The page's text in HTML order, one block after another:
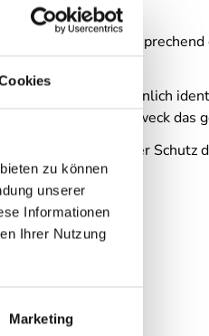
zu können
unserer
Informationen
Ihrer Nutzung
Marketing
vertraulich und entsprechend
mit denen Sie persönlich
und zu welchem Zweck das
Ein lückenloser Schutz